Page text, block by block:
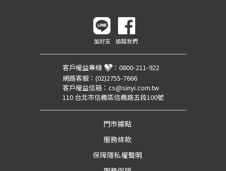
加好友 追蹤我們
客戶權益專線 ： 0800-211-922
網路客服： (02)2755-7666
客戶權益信箱： cs@sinyi.com.tw
110 台北市信義區信義路五段100號
門市據點
服務條款
保障隱私權聲明